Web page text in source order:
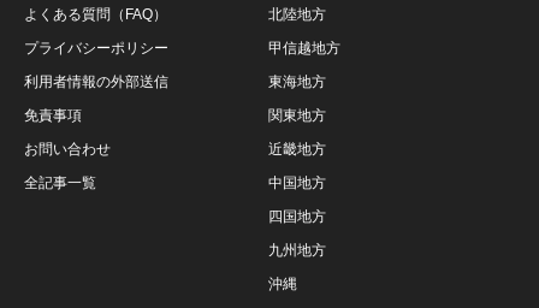
よくある質問（FAQ）
プライバシーポリシー
利用者情報の外部送信
免責事項
お問い合わせ
全記事一覧
北陸地方
甲信越地方
東海地方
関東地方
近畿地方
中国地方
四国地方
九州地方
沖縄